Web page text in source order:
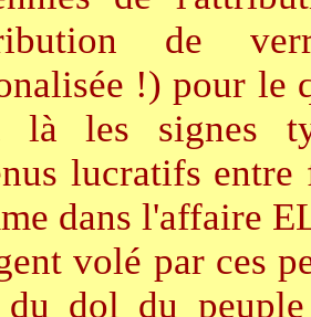
de
!) pour le
là les signes
lucratifs entre
dans l'affaire
volé par ces
du dol du